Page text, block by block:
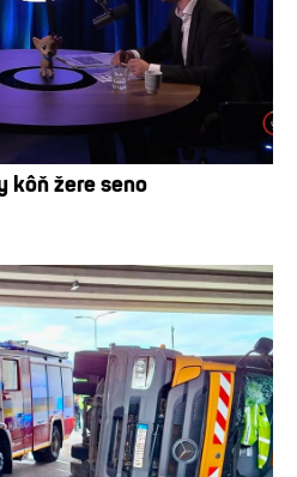
kôň žere seno